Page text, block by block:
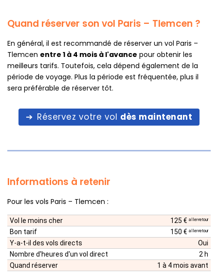
Quand réserver son vol Paris – Tlemcen ?
En général, il est recommandé de réserver un vol Paris –
Tlemcen entre 1 à 4 mois à l'avance pour obtenir les
meilleurs tarifs. Toutefois, cela dépend également de la
période de voyage. Plus la période est fréquentée, plus il
sera préférable de réserver tôt.
Réservez votre vol dès maintenant
Informations à retenir
Pour les vols Paris – Tlemcen :
Vol le moins cher 125 € aller-retour
Bon tarif 150 € aller-retour
Y-a-t-il des vols directs
Oui
Nombre d'heures d'un vol direct
2 h
Quand réserver
1 à 4 mois avant